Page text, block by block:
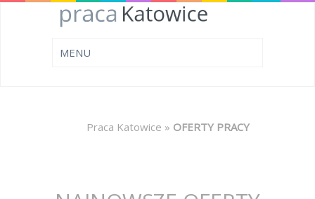
Praca Katowice » OFERTY PRACY